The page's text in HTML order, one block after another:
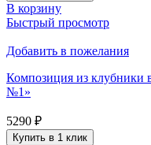
В корзину
Быстрый просмотр
Добавить в пожелания
Композиция из клубники
№1»
5290 ₽
Купить в 1 клик